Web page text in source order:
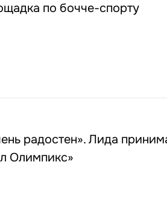
по бочче-спорту
радостен». Лида
Олимпикс»